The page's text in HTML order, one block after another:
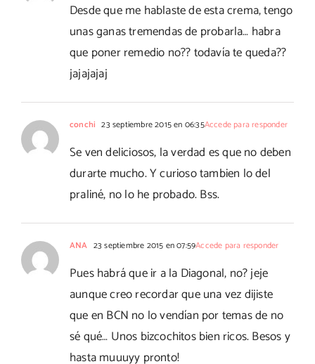
Desde que me hablaste de esta crema, tengo
unas ganas tremendas de probarla… habra
que poner remedio no?? todavía te queda??
jajajajaj
conchi 23 septiembre 2015 en 06:35Accede para responder
Se ven deliciosos, la verdad es que no deben
durarte mucho. Y curioso tambien lo del
praliné, no lo he probado. Bss.
ANA 23 septiembre 2015 en 07:59Accede para responder
Pues habrá que ir a la Diagonal, no? jeje
aunque creo recordar que una vez dijiste
que en BCN no lo vendían por temas de no
sé qué… Unos bizcochitos bien ricos. Besos y
hasta muuuyy pronto!